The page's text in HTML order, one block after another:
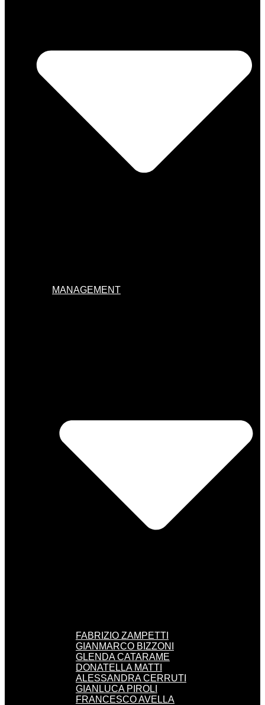
MANAGEMENT
FABRIZIO ZAMPETTI
GIANMARCO BIZZONI
GLENDA CATARAME
DONATELLA MATTI
ALESSANDRA CERRUTI
GIANLUCA PIROLI
FRANCESCO AVELLA